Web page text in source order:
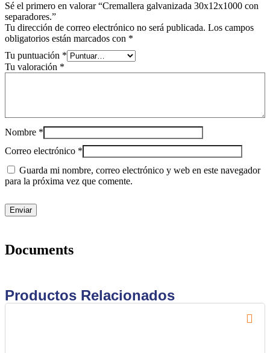
Sé el primero en valorar “Cremallera galvanizada 30x12x1000 con
separadores.”
Tu dirección de correo electrónico no será publicada. Los campos
obligatorios están marcados con *
Tu puntuación *
Tu valoración *
Nombre *
Correo electrónico *
Guarda mi nombre, correo electrónico y web en este navegador
para la próxima vez que comente.
Documents
Productos Relacionados